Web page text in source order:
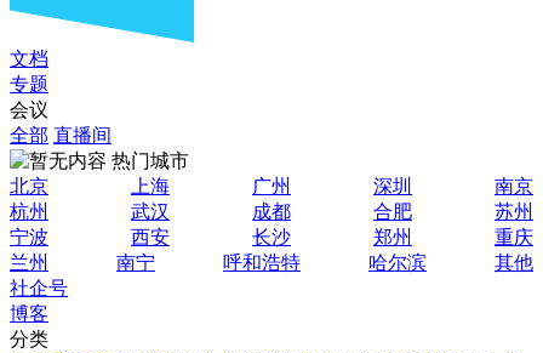
文档
专题
会议
全部 直播间
热门城市
北京
上海 广州 深圳
南京
杭州
武汉 成都 合肥
苏州
宁波
西安 长沙 郑州
重庆
兰州
南宁 呼和浩特 哈尔滨
其他
社企号
博客
分类